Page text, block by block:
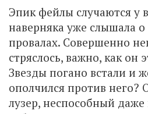
Эпик фейлы случаются у
наверняка уже слышала о
провалах. Совершенно
стряслось, важно, как он
Звезды погано встали и
ополчился против него?
лузер, неспособный даже